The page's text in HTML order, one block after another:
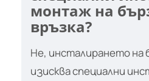
монтаж на
връзка?
Не, инсталирането на
изисква специални